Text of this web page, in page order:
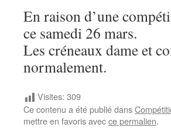
En raison d’une
ce samedi 26 mars.
Les créneaux dame et
normalement.
Visites: 309
Ce contenu a été publié dans
mettre en favoris avecce permalien.